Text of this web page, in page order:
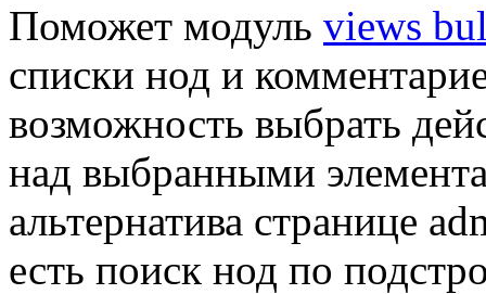
Поможет модуль views
списки нод и
возможность выбрать
над выбранными
альтернатива странице
есть поиск нод по